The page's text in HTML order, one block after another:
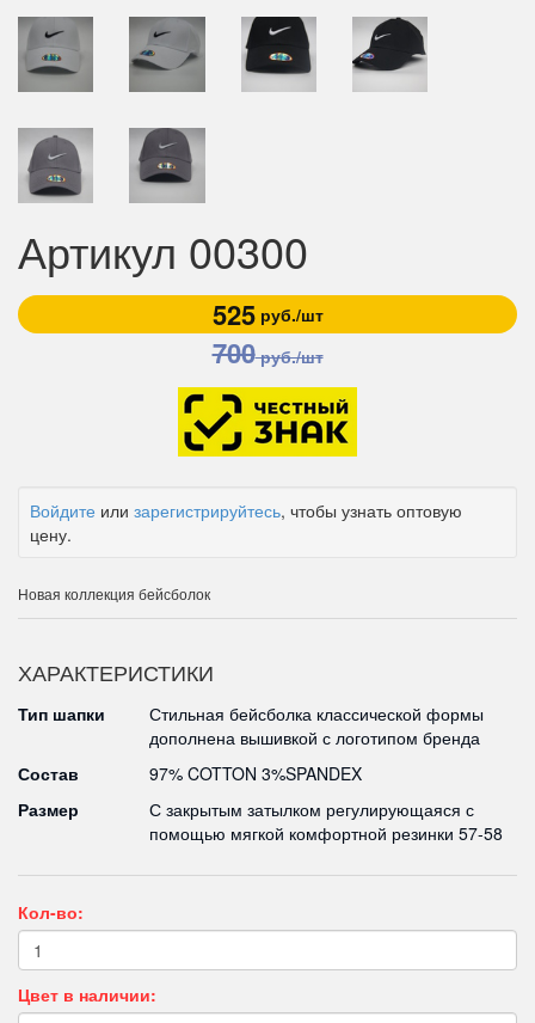
Артикул 00300
525руб./шт
700руб./шт
Войдите или зарегистрируйтесь, чтобы узнать оптовую
цену.
Новая коллекция бейсболок
ХАРАКТЕРИСТИКИ
Тип шапки
Стильная бейсболка классической формы
дополнена вышивкой с логотипом бренда
Состав
97% COTTON 3%SPANDEX
Размер
С закрытым затылком регулирующаяся с
помощью мягкой комфортной резинки 57-58
Кол-во:
Цвет в наличии: